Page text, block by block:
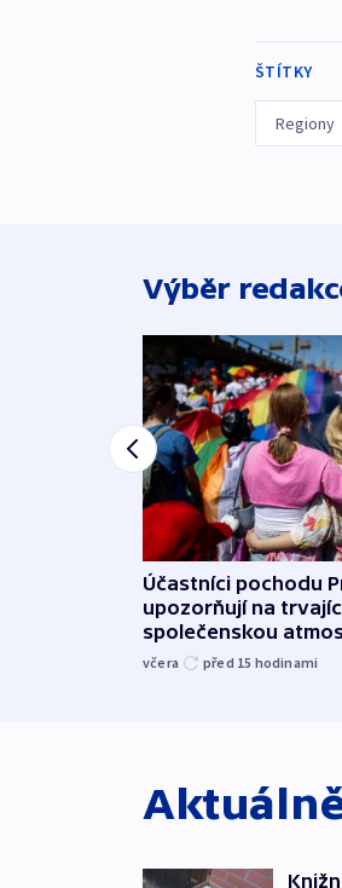
ŠTÍTKY
Regiony
Výběr
Účastníci pochodu
upozorňují na
společenskou
včera před 15 hodinami